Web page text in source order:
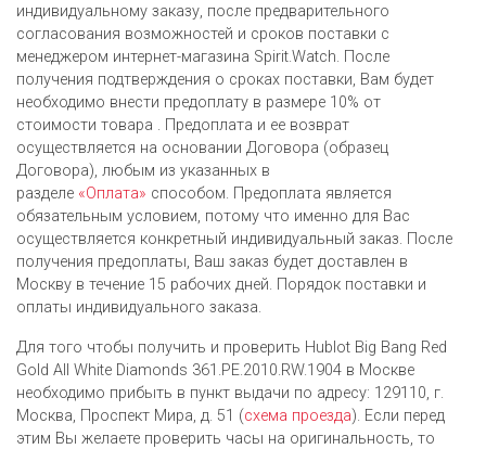
индивидуальному заказу, после предварительного
согласования возможностей и сроков поставки с
менеджером интернет-магазина Spirit.Watch. После
получения подтверждения о сроках поставки, Вам будет
необходимо внести предоплату в размере 10% от
стоимости товара . Предоплата и ее возврат
осуществляется на основании Договора (образец
Договора), любым из указанных в
разделе «Оплата» способом. Предоплата является
обязательным условием, потому что именно для Вас
осуществляется конкретный индивидуальный заказ. После
получения предоплаты, Ваш заказ будет доставлен в
Москву в течение 15 рабочих дней. Порядок поставки и
оплаты индивидуального заказа.
Для того чтобы получить и проверить Hublot Big Bang Red
Gold All White Diamonds 361.PE.2010.RW.1904 в Москве
необходимо прибыть в пункт выдачи по адресу: 129110, г.
Москва, Проспект Мира, д. 51 (схема проезда). Если перед
этим Вы желаете проверить часы на оригинальность, то